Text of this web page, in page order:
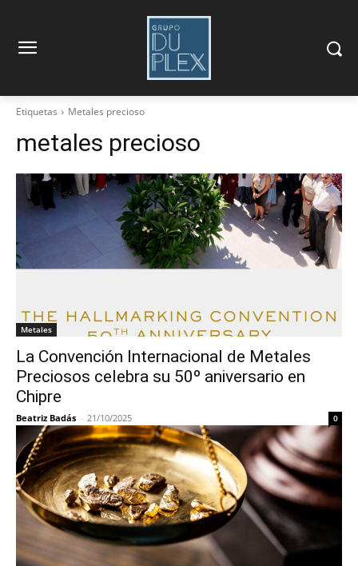
Etiquetas Metales precioso
metales precioso
Metales
La Convención Internacional de Metales
Preciosos celebra su 50º aniversario en
Chipre
Beatriz Badás - 21/10/2025 0